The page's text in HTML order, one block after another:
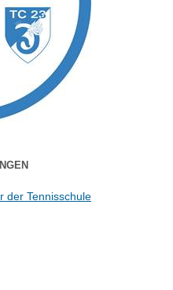
der Tennisschule